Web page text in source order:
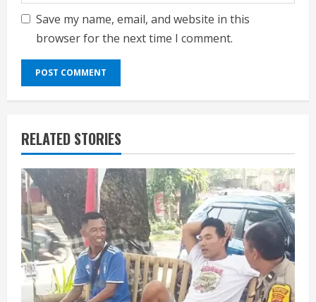
Save my name, email, and website in this
browser for the next time I comment.
RELATED STORIES